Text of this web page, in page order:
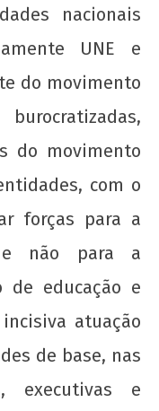
nacionais
UNE e
do movimento
do movimento
com o
forças para a
e não para a
de educação e
atuação
de base, nas
executivas e